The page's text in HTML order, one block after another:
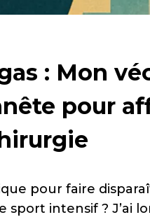
: Mon
pour
pour faire
sport intensif ? J’ai